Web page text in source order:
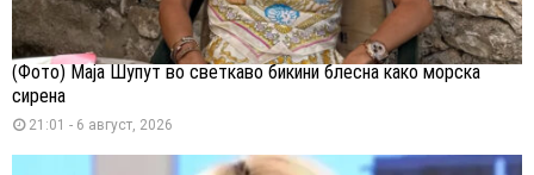
(Фото) Маја Шупут во светкаво бикини блесна како морска
сирена
21:01 - 6 август, 2026